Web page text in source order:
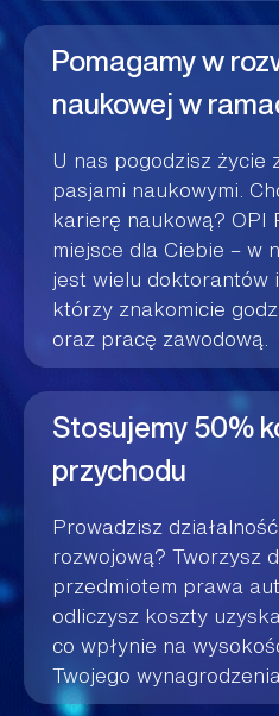
Pomagamy w
naukowej w
U nas pogodzisz życie
pasjami naukowymi.
karierę naukową? OPI
miejsce dla Ciebie – w
jest wielu doktorantów
którzy znakomicie
oraz pracę zawodową.
Stosujemy 50%
przychodu
Prowadzisz
rozwojową? Tworzysz
przedmiotem prawa
odliczysz koszty
co wpłynie na
Twojego